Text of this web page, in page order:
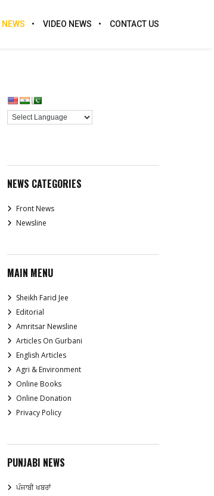
NEWS VIDEO NEWS CONTACT US
NEWS CATEGORIES
Front News
Newsline
MAIN MENU
Sheikh Farid Jee
Editorial
Amritsar Newsline
Articles On Gurbani
English Articles
Agri & Environment
Online Books
Online Donation
Privacy Policy
PUNJABI NEWS
ਪੰਜਾਬੀ ਖਬਰਾਂ